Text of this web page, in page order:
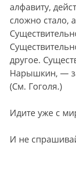
алфавиту,
сложно стало,
другое.
Нарышкин, —
(См. Гоголя.)
Идите уже с
И не